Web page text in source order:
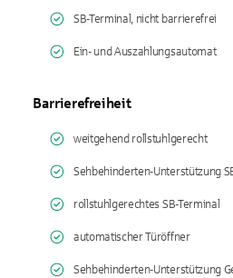
SB-Terminal, nicht barrierefrei
Ein- und Auszahlungsautomat
Barrierefreiheit
weitgehend rollstuhlgerecht
Sehbehinderten-Unterstützung
rollstuhlgerechtes SB-Terminal
automatischer Türöffner
Sehbehinderten-Unterstützung